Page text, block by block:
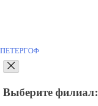
ПЕТЕРГОФ
Выберите филиал: